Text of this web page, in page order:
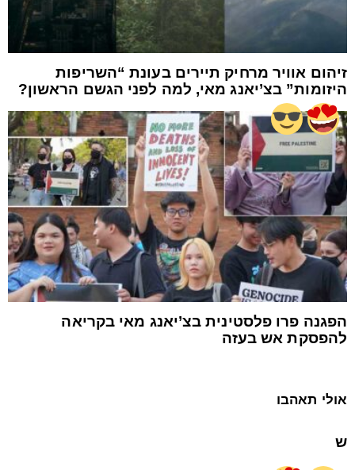
זיהום אוויר מרחיק תיירים בעונת “השריפות
היזומות” בצ’יאנג מאי, למה לפני הגשם הראשון?
הפגנה פרו פלסטינית בצ’יאנג מאי בקריאה
להפסקת אש בעזה
אולי תאהבו
ש